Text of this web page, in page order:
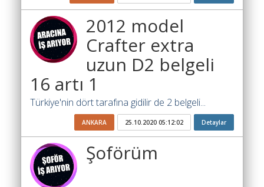
2012 model
Crafter extra
uzun D2 belgeli
16 artı 1
Türkiye'nin dört tarafına gidilir de 2 belgeli...
ANKARA 25.10.2020 05:12:02 Detaylar
Şoförüm